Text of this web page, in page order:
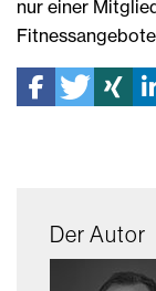
nur einer
Der Autor